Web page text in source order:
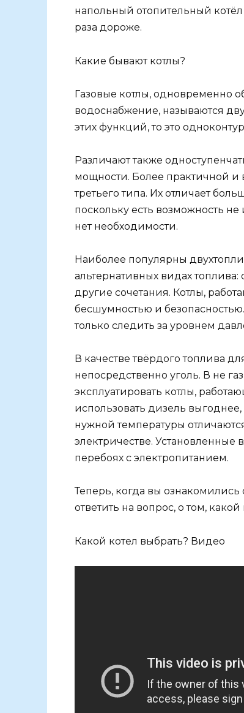
напольный отопительный котёл
раза дороже.
Какие бывают котлы?
Газовые котлы, одновременно
водоснабжение, называются
этих функций, то это
Различают также
мощности. Более практичной и
третьего типа. Их отличает
поскольку есть возможность
нет необходимости.
Наиболее популярны
альтернативных видах топлива:
другие сочетания. Котлы,
бесшумностью и
только следить за уровнем
В качестве твёрдого топлива
непосредственно уголь. В не
эксплуатировать котлы,
использовать дизель
нужной температуры
электричестве.
перебоях с электропитанием.
Теперь, когда вы
ответить на вопрос, о том, какой
Какой котел выбрать? Видео